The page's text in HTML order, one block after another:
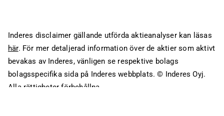
Inderes disclaimer gällande utförda aktieanalyser kan läsas
här. För mer detaljerad information över de aktier som aktivt
bevakas av Inderes, vänligen se respektive bolags
bolagsspecifika sida på Inderes webbplats. © Inderes Oyj.
Alla rättigheter förbehållna.